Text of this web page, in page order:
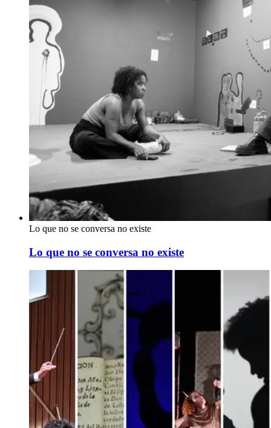
Lo que no se conversa no existe
Lo que no se conversa no existe